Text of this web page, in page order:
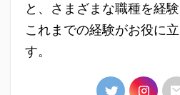
と、さまざまな職種を経験
これまでの経験がお役に
す。